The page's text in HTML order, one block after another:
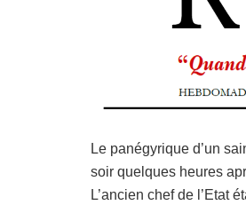
Le panégyrique d’un
soir quelques heures
L’ancien chef de l’Etat